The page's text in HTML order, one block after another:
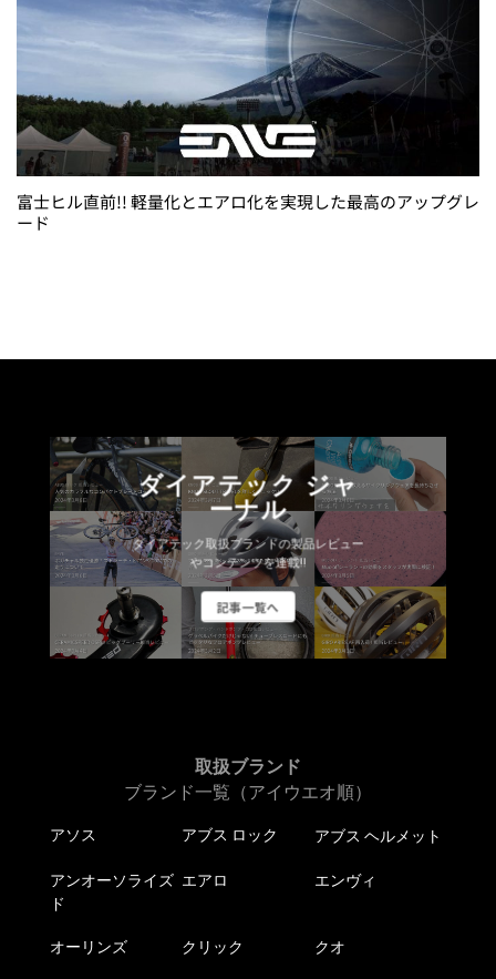
富士ヒル直前!! 軽量化とエアロ化を実現した最高のアップグレ
ード
ダイアテック ジャ
ーナル
ダイアテック取扱ブランドの製品レビュー
やコンテンツを連載!!
記事一覧へ
取扱ブランド
ブランド一覧（アイウエオ順）
アソス アブス ロック アブス ヘルメット
アンオーソライズ
ド
エアロ エンヴィ
オーリンズ クリック クオ